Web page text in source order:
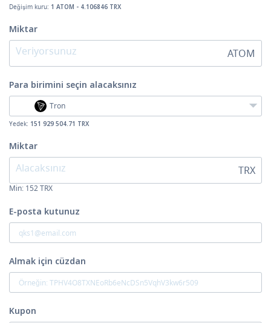
Değişim kuru: 1 ATOM - 4.106846 TRX
Miktar
ATOM
Para birimini seçin alacaksınız
Tron
Yedek: 151 929 504.71 TRX
Miktar
TRX
Min: 152TRX
E-posta kutunuz
Almak için cüzdan
Kupon